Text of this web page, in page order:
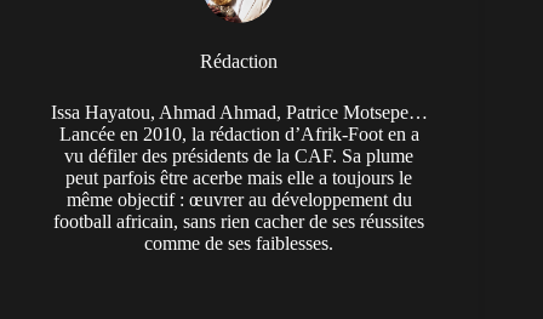
Rédaction
Issa Hayatou, Ahmad Ahmad, Patrice Motsepe…
Lancée en 2010, la rédaction d’Afrik-Foot en a
vu défiler des présidents de la CAF. Sa plume
peut parfois être acerbe mais elle a toujours le
même objectif : œuvrer au développement du
football africain, sans rien cacher de ses réussites
comme de ses faiblesses.